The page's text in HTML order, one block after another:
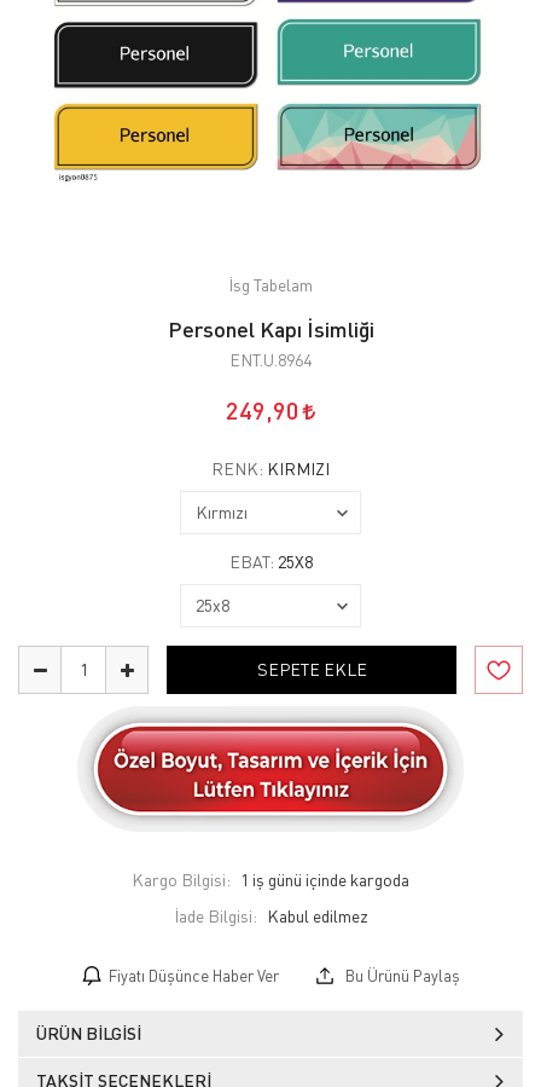
İsg Tabelam
Personel Kapı İsimliği
ENT.U.8964
249,90
RENK: KIRMIZI
EBAT: 25X8
SEPETE EKLE
Kargo Bilgisi:
1 iş günü içinde kargoda
İade Bilgisi:
Fiyatı Düşünce Haber Ver Bu Ürünü Paylaş
ÜRÜN BILGISI
TAKSIT SEÇENEKLERI